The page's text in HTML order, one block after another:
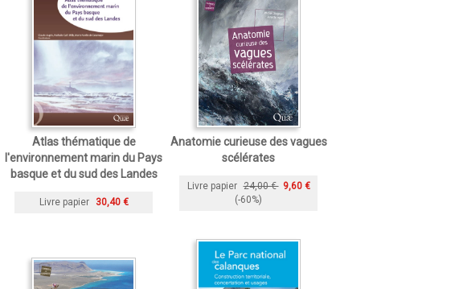
Atlas thématique de
l'environnement marin du Pays
basque et du sud des Landes
Livre papier 30,40 €
Anatomie curieuse des vagues
scélérates
Livre papier 24,00 € 9,60 €
(-60%)